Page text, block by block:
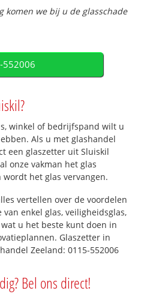
komen we bij u de glasschade
552006
winkel of bedrijfspand wilt u
Als u met glashandel
een glaszetter uit Sluiskil
onze vakman het glas
het glas vervangen.
vertellen over de voordelen
enkel glas, veiligheidsglas,
u het beste kunt doen in
Glaszetter in
Zeeland: 0115-552006
Bel ons direct!